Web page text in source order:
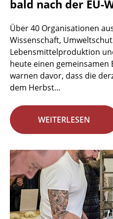
bald nach der EU-
Über 40 Organisationen
Wissenschaft,
Lebensmittelproduktion
heute einen
warnen davor, dass die
dem Herbst...
WEITERLESEN